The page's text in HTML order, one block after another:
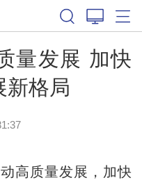
量发展 加快
新格局
质量发展，加快